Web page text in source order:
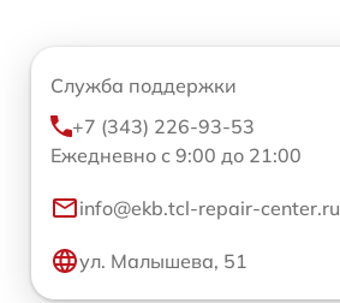
Служба поддержки
+7 (343) 226-93-53
Ежедневно с 9:00 до 21:00
info@ekb.tcl-repair-center.ru
ул. Малышева, 51